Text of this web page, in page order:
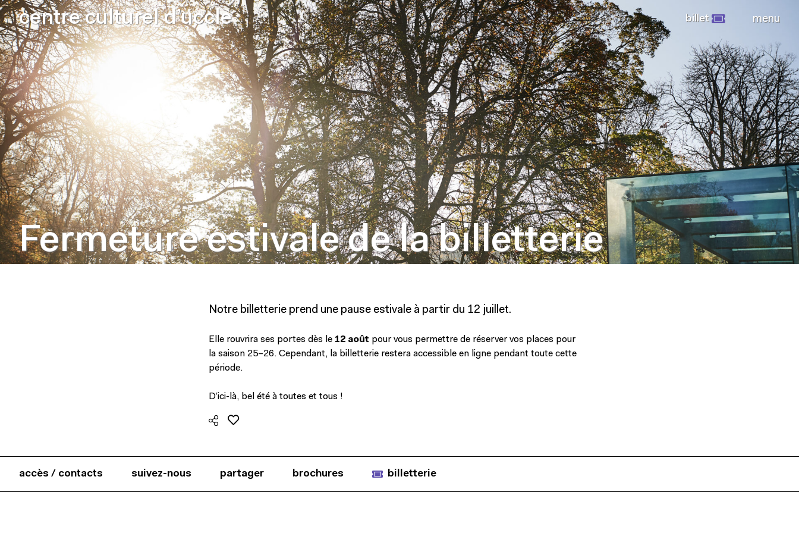
centre culturel d’uccle billet menu
Fermeture estivale de la billetterie
Notre billetterie prend une pause estivale à partir du 12 juillet.
Elle rouvrira ses portes dès le 12 août pour vous permettre de réserver vos places pour
la saison 25–26. Cependant, la billetterie restera accessible en ligne pendant toute cette
période.
D’ici-là, bel été à toutes et tous !
accès / contacts suivez-nous partager brochures billetterie